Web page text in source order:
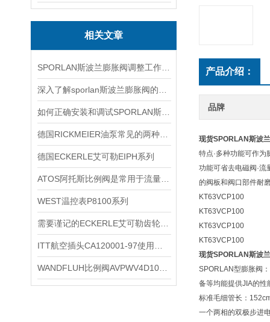
相关文章
德国ECKERLE艾可勒EIPH系列
WEST温控表P8100系列
产品介绍：
品牌
现货SPORLAN斯波
特点·多种功能可作
功能可省去电磁阀·
的阀板和阀口部件耐
KT63VCP100
KT63VCP100
KT63VCP100
KT63VCP100
现货SPORLAN斯波
SPORLAN型膨胀阀
备等均能提供JIA的性
标准毛细管长：
一个两相的双极步进